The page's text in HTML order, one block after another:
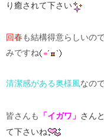
り癒されて下さい
回春も結構得意らしいの
みですね
清潔感がある奥様風なの
皆さんも 「イガワ」 さん
て下さいね